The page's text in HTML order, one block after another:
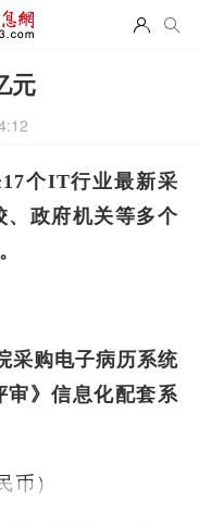
元
个IT行业最新采
、政府机关等多个
采购电子病历系统
审》信息化配套系
币）